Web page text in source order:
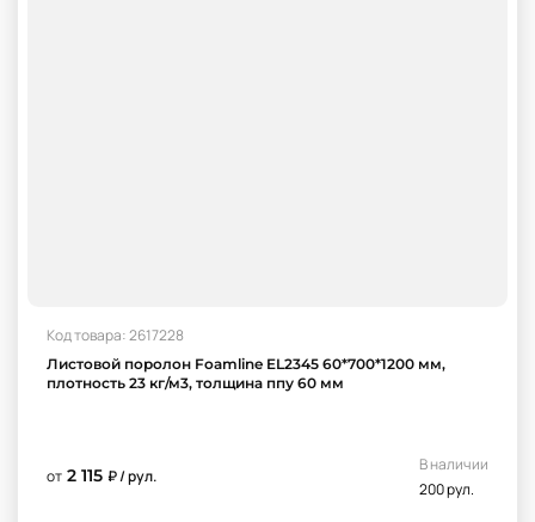
Код товара: 2617228
Листовой поролон Foamline EL2345 60*700*1200 мм,
плотность 23 кг/м3, толщина ппу 60 мм
от 2 115 ₽ / рул.
В наличии
200 рул.